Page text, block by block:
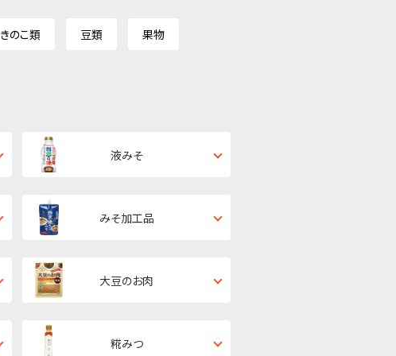
きのこ類 豆類 果物
液みそ
みそ加工品
大豆のお肉
糀みつ